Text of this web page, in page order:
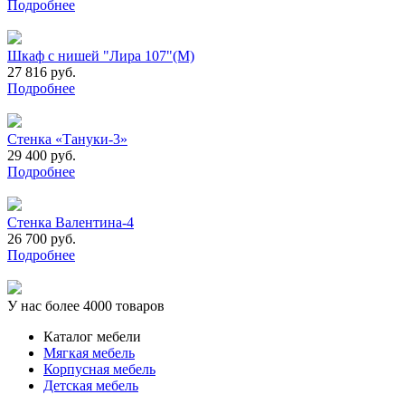
Подробнее
Шкаф с нишей "Лира 107"(М)
27 816 руб.
Подробнее
Стенка «Тануки-3»
29 400 руб.
Подробнее
Cтенка Валентина-4
26 700 руб.
Подробнее
У нас более 4000 товаров
Каталог мебели
Мягкая мебель
Корпусная мебель
Детская мебель